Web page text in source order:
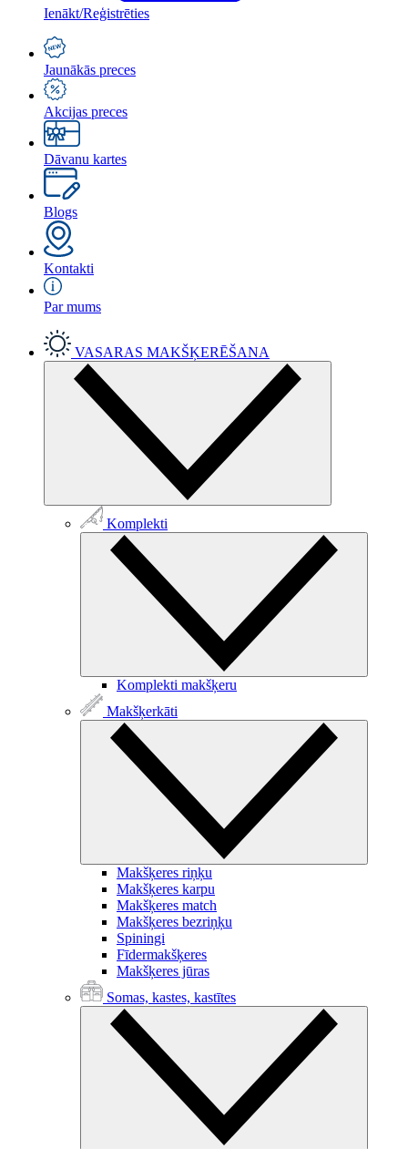
Ienākt/Reģistrēties
Jaunākās preces
Akcijas preces
Dāvanu kartes
Blogs
Kontakti
Par mums
VASARAS MAKŠĶERĒŠANA
Komplekti
Komplekti makšķeru
Makšķerkāti
Makšķeres riņķu
Makšķeres karpu
Makšķeres match
Makšķeres bezriņķu
Spiningi
Fīdermakšķeres
Makšķeres jūras
Somas, kastes, kastītes